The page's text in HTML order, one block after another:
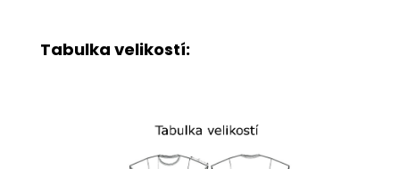
Tabulka velikostí: